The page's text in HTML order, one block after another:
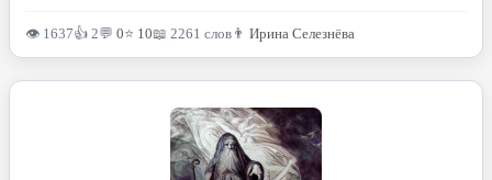
👁 1637👍 2💬 0⭐ 10📖 2261 слов 👨 Ирина Селезнёва